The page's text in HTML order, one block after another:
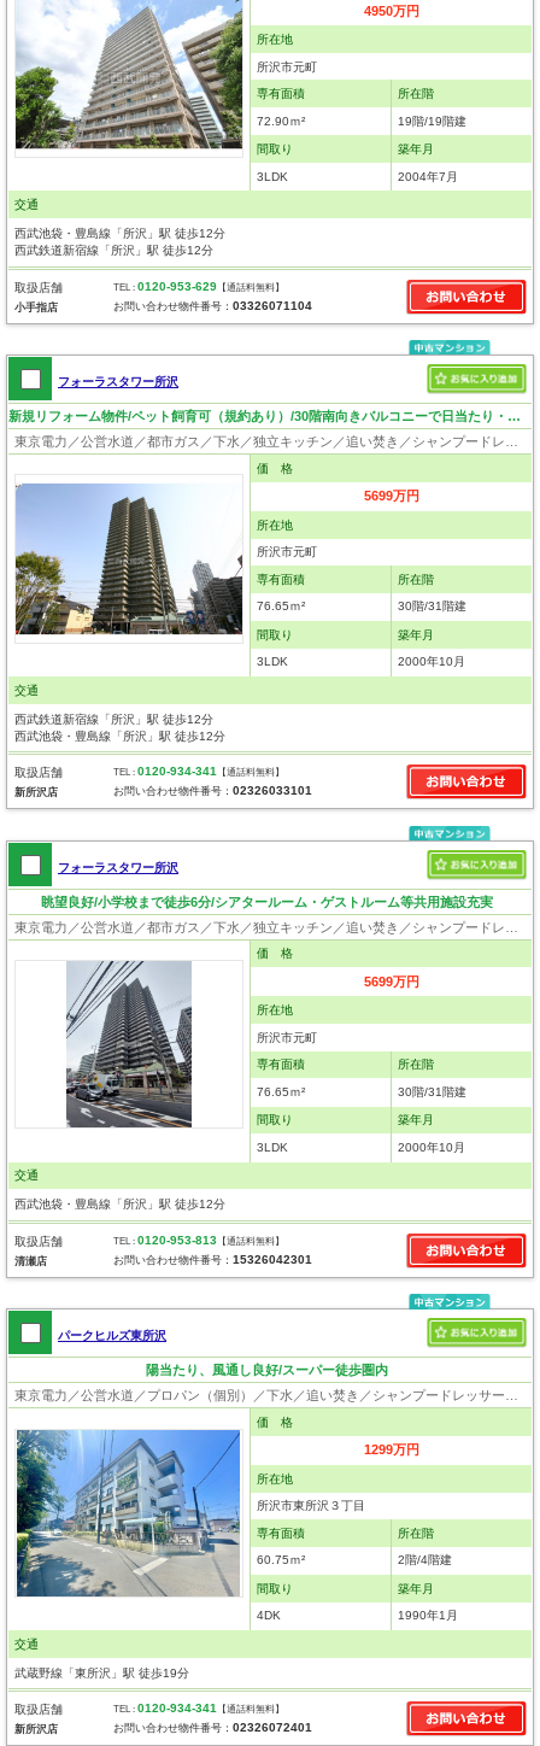
4950万円
所在地
所沢市元町
専有面積
72.90ｍ²
所在階
19階/19階建
間取り
3LDK
築年月
2004年7月
交通
西武池袋・豊島線「所沢」駅 徒歩12分
西武鉄道新宿線「所沢」駅 徒歩12分
取扱店舗
小手指店
TEL :0120-953-629 【通話料無料】
お問い合わせ物件番号：03326071104
フォーラスタワー所沢
新規リフォーム物件/ペット飼育可（規約あり）/30階南向きバルコニーで日当たり・眺望良好
価 格
5699万円
所在地
所沢市元町
専有面積
76.65ｍ²
所在階
30階/31階建
間取り
3LDK
築年月
2000年10月
交通
西武鉄道新宿線「所沢」駅 徒歩12分
西武池袋・豊島線「所沢」駅 徒歩12分
取扱店舗
新所沢店
TEL :0120-934-341 【通話料無料】
お問い合わせ物件番号：02326033101
フォーラスタワー所沢
眺望良好/小学校まで徒歩6分/シアタールーム・ゲストルーム等共用施設充実
価 格
5699万円
所在地
所沢市元町
専有面積
76.65ｍ²
所在階
30階/31階建
間取り
3LDK
築年月
2000年10月
交通
西武池袋・豊島線「所沢」駅 徒歩12分
取扱店舗
清瀬店
TEL :0120-953-813 【通話料無料】
お問い合わせ物件番号：15326042301
パークヒルズ東所沢
陽当たり、風通し良好/スーパー徒歩圏内
価 格
1299万円
所在地
所沢市東所沢３丁目
専有面積
60.75ｍ²
所在階
2階/4階建
間取り
4DK
築年月
1990年1月
交通
武蔵野線「東所沢」駅 徒歩19分
取扱店舗
新所沢店
TEL :0120-934-341 【通話料無料】
お問い合わせ物件番号：02326072401